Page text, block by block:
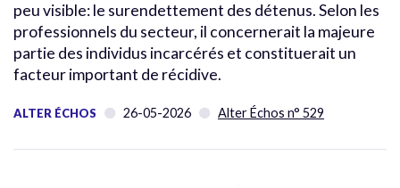
peu visible: le surendettement des détenus. Selon les
professionnels du secteur, il concernerait la majeure
partie des individus incarcérés et constituerait un
facteur important de récidive.
ALTER ÉCHOS 26-05-2026 Alter Échos n° 529